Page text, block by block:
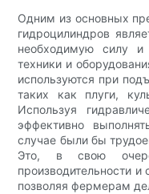
Одним из основных
гидроцилиндров
необходимую силу
техники и
используются при
таких как плуги,
Используя
эффективно
случае были бы
Это, в свою
производительности
позволяя фермерам